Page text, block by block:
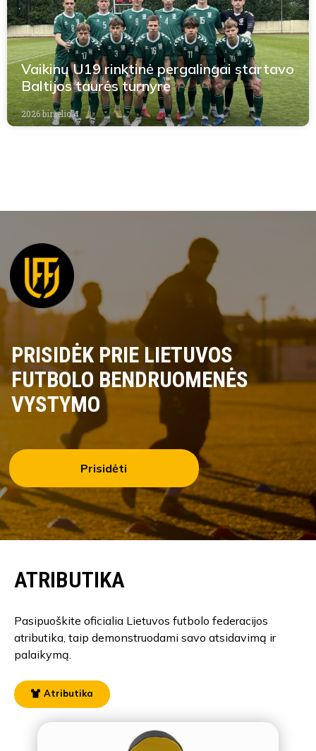
Vaikinų U19 rinktinė pergalingai startavo
Baltijos taurės turnyre
2026 birželio 4
PRISIDĖK PRIE LIETUVOS
FUTBOLO BENDRUOMENĖS
VYSTYMO
Prisidėti
ATRIBUTIKA
Pasipuoškite oficialia Lietuvos futbolo federacijos
atributika, taip demonstruodami savo atsidavimą ir
palaikymą.
Atributika